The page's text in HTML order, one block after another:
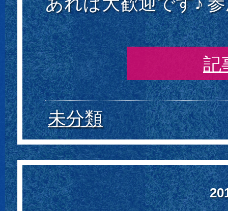
記
未分類